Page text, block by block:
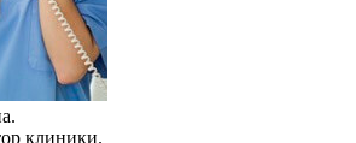
клиники.